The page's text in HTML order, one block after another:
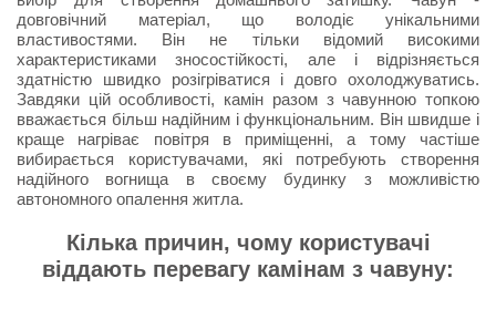
довговічний матеріал, що володіє унікальними
властивостями. Він не тільки відомий високими
характеристиками зносостійкості, але і відрізняється
здатністю швидко розігріватися і довго охолоджуватись.
Завдяки цій особливості, камін разом з чавунною топкою
вважається більш надійним і функціональним. Він швидше і
краще нагріває повітря в приміщенні, а тому частіше
вибирається користувачами, які потребують створення
надійного вогнища в своєму будинку з можливістю
автономного опалення житла.
Кілька причин, чому користувачі
віддають перевагу камінам з чавуну: